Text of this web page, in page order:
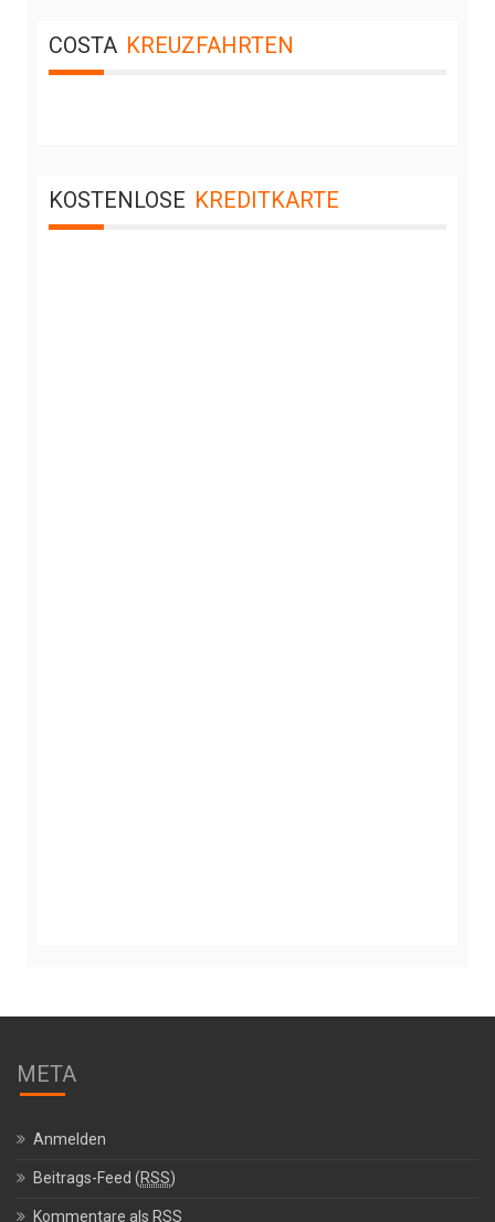
COSTA KREUZFAHRTEN
KOSTENLOSE KREDITKARTE
META
Anmelden
Beitrags-Feed (RSS)
Kommentare als RSS